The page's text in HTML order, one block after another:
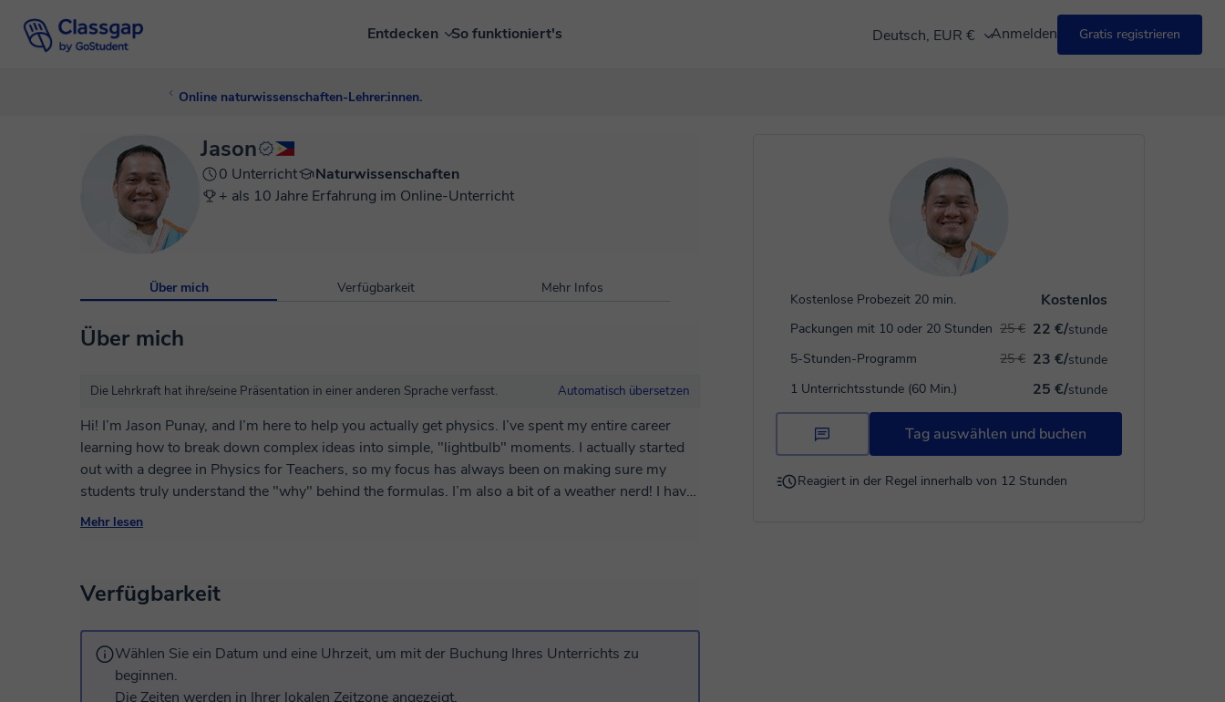
Entdecken So funktioniert's Deutsch, EUR € Anmelden Gratis registrieren
Online naturwissenschaften-Lehrer:innen.
Kostenlose Probezeit 20 min. Kostenlos
Packungen mit 10 oder 20 Stunden 22 €/stunde
25 €
5-Stunden-Programm
23 €/stunde
25 €
1 Unterrichtsstunde (60 Min.)
25 €/stunde
Tag auswählen und buchen
Reagiert in der Regel innerhalb von 12 Stunden
Jason
0 Unterricht
Naturwissenschaften
+ als 10 Jahre Erfahrung im Online-Unterricht
Über mich Verfügbarkeit Mehr Infos
Über mich
Die Lehrkraft hat ihre/seine Präsentation in einer anderen Sprache verfasst. Automatisch übersetzen
Hi! I’m Jason Punay, and I’m here to help you actually get physics. I’ve spent my entire career
learning how to break down complex ideas into simple, "lightbulb" moments. I actually started
out with a degree in Physics for Teachers, so my focus has always been on making sure my
students truly understand the "why" behind the formulas. I’m also a bit of a weather nerd! I have
an MS Meteorology from University of the Philippines Diliman and recently finished my PhD in
or tackling advanced problems, I’m here to keep things positive and help you feel confident. I
Mehr lesen
Verfügbarkeit
Wählen Sie ein Datum und eine Uhrzeit, um mit der Buchung Ihres Unterrichts zu
beginnen.
Die Zeiten werden in Ihrer lokalen Zeitzone angezeigt.